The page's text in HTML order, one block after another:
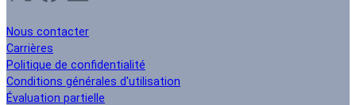
Nous contacter
Carrières
Politique de confidentialité
Conditions générales d'utilisation
Évaluation partielle